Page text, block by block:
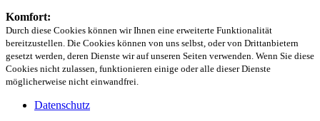
Komfort:
Durch diese Cookies können wir Ihnen eine erweiterte Funktionalität
bereitzustellen. Die Cookies können von uns selbst, oder von Drittanbietern
gesetzt werden, deren Dienste wir auf unseren Seiten verwenden. Wenn Sie diese
Cookies nicht zulassen, funktionieren einige oder alle dieser Dienste
möglicherweise nicht einwandfrei.
Datenschutz